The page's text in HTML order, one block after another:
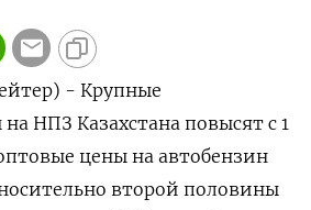
- Крупные
НПЗ Казахстана повысят с 1
цены на автобензин
второй половины